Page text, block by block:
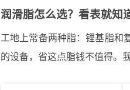
润滑脂怎么选？看表就知
工地上常备两种脂：锂基脂和
的设备，省这点脂钱不值得。